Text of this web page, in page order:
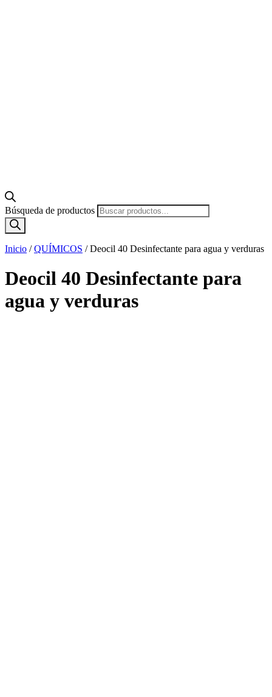
Búsqueda de productos
Inicio /QUÍMICOS /Deocil 40 Desinfectante para agua y verduras
Deocil 40 Desinfectante para
agua y verduras